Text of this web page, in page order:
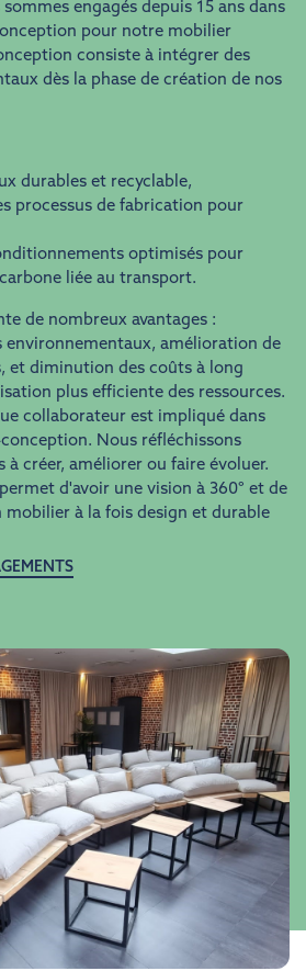
engagés depuis 15 ans dans
pour notre mobilier
consiste à intégrer des
dès la phase de création de nos
durables et recyclable,
processus de fabrication pour
optimisés pour
liée au transport.
de nombreux avantages :
environnementaux, amélioration de
et diminution des coûts à long
plus efficiente des ressources.
collaborateur est impliqué dans
Nous réfléchissons
à créer, améliorer ou faire évoluer.
d'avoir une vision à 360° et de
mobilier à la fois design et durable